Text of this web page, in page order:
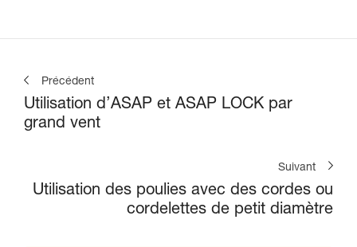
Précédent
Utilisation d’ASAP et ASAP LOCK par
grand vent
Suivant
Utilisation des poulies avec des cordes ou
cordelettes de petit diamètre